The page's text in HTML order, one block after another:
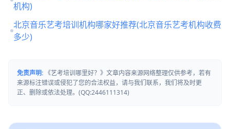
机构)
北京音乐艺考培训机构哪家好推荐(北京音乐艺考机构收费
多少)
免责声明: 《艺考培训哪里好？》文章内容来源网络整理仅供参考，若有
来源标注错误或侵犯了您的合法权益，请与我们联系，我们将及时更
正、删除或依法处理。(QQ:2446111314)